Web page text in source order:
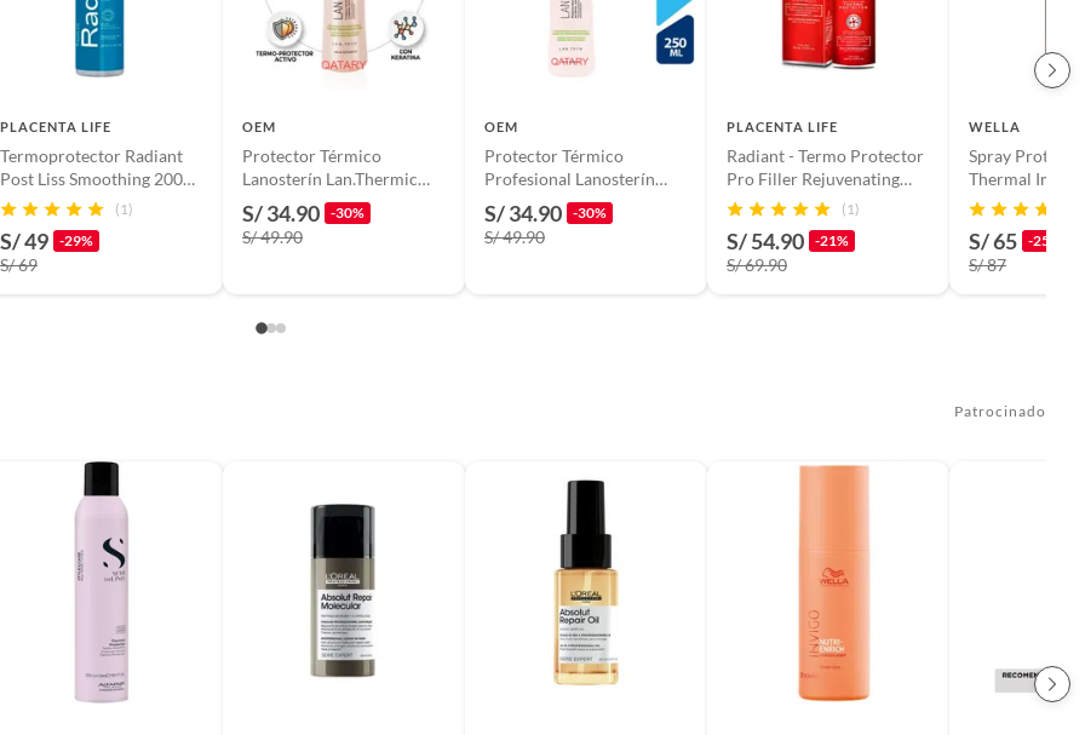
PLACENTA LIFE
Termoprotector Radiant
Post Liss Smoothing 200
ml
(1)
S/ 49 -29%
S/ 69
OEM
Protector Térmico
Lanosterín Lan.Thermic
250ml - Con Keratina y
Pantenol
S/ 34.90 -30%
S/ 49.90
OEM
Protector Térmico
Profesional Lanosterín
250ml - Efecto Liss y
Suavidad
S/ 34.90 -30%
S/ 49.90
PLACENTA LIFE
Radiant - Termo Protector
Pro Filler Rejuvenating
200 ML
(1)
S/ 54.90 -21%
S/ 69.90
WELLA
Spray
Thermal
150ml
S/ 65 -25%
S/ 87
Patrocinado